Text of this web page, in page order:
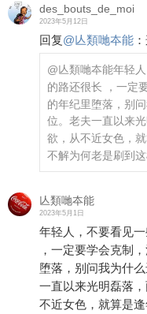
des_bouts_de_moi
2023年5月12日
回复@亾類哋夲能 ：
@亾類哋夲能年轻
的路还很长 ，一定
的年纪里堕落，别
位。老夫一直以来
欲，从不近女色，
不解为何老是刷到
亾類哋夲能
2023年5月1日
年轻人，不要看见
，一定要学会克制
堕落，别问我为什
一直以来光明磊落
不近女色，就算是